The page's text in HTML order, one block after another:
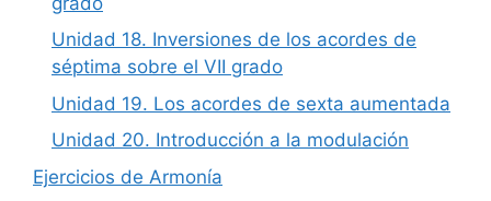
Unidad 18. Inversiones de los acordes de
séptima sobre el VII grado
Unidad 19. Los acordes de sexta aumentada
Unidad 20. Introducción a la modulación
Ejercicios de Armonía